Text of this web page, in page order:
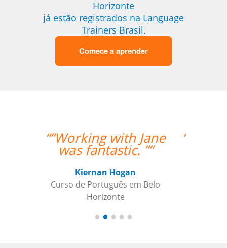
Horizonte
já estão registrados na Language
Trainers Brasil.
Comece a aprender
“”I am very happy with
Jane, I love our
Roland Tschanz
Curso de em Belo Horizonte